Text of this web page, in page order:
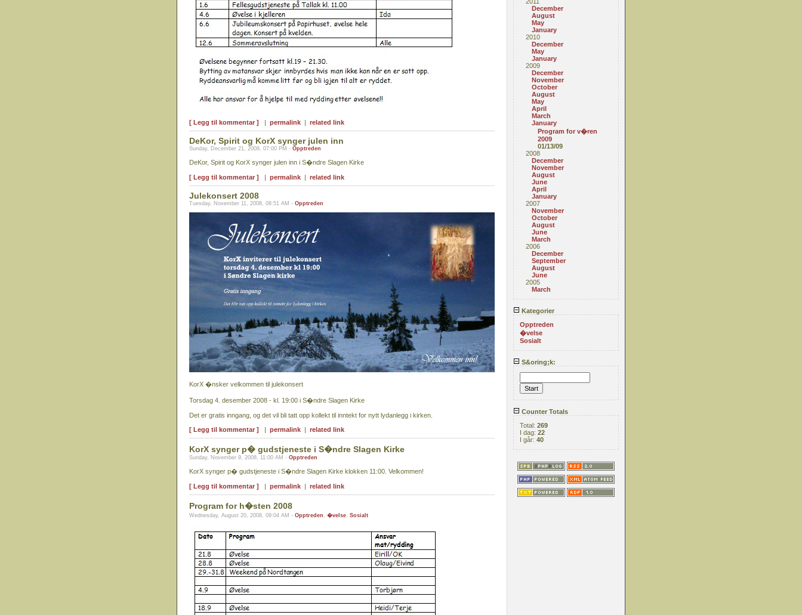
[ Legg til kommentar ] | permalink | related link
DeKor, Spirit og KorX synger julen inn
Sunday, December 21, 2008, 07:00 PM - Opptreden
DeKor, Spirit og KorX synger julen inn i S�ndre Slagen Kirke
[ Legg til kommentar ] | permalink | related link
Julekonsert 2008
Tuesday, November 11, 2008, 08:51 AM - Opptreden
KorX �nsker velkommen til julekonsert
Torsdag 4. desember 2008 - kl. 19:00 i S�ndre Slagen Kirke
Det er gratis inngang, og det vil bli tatt opp kollekt til inntekt for nytt lydanlegg i kirken.
[ Legg til kommentar ] | permalink | related link
KorX synger p� gudstjeneste i S�ndre Slagen Kirke
Sunday, November 9, 2008, 11:00 AM - Opptreden
KorX synger p� gudstjeneste i S�ndre Slagen Kirke klokken 11:00. Velkommen!
[ Legg til kommentar ] | permalink | related link
Program for h�sten 2008
Wednesday, August 20, 2008, 09:04 AM - Opptreden , �velse, Sosialt
December
August
May
January
2010
December
May
January
2009
December
November
October
August
May
April
March
January
Program for v�ren
2009
01/13/09
2008
December
November
August
June
April
January
2007
November
October
August
June
March
2006
December
September
August
June
2005
March
Kategorier
Opptreden
�velse
Sosialt
S&oring;k:
Counter Totals
Total: 269
I dag: 22
I går: 40